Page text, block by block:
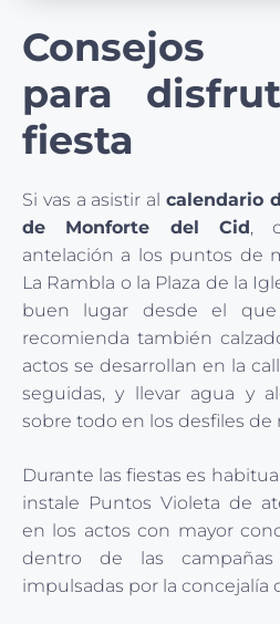
Consejos
para
fiesta
Si vas a asistir al calendario
de Monforte del Cid ,
antelación a los puntos de
La Rambla o la Plaza de la
buen lugar desde el
recomienda también
actos se desarrollan en la
seguidas, y llevar agua y
sobre todo en los desfiles de
Durante las fiestas es
instale Puntos Violeta de
en los actos con mayor
dentro de las
impulsadas por la concejalía